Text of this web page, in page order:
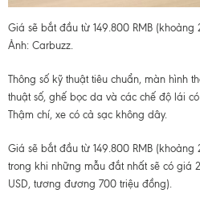
Giá sẽ bắt đầu từ 149.800 RMB (khoảng
Ảnh: Carbuzz.
Thông số kỹ thuật tiêu chuẩn, màn hình
thuật số, ghế bọc da và các chế độ lái
Thậm chí, xe có cả sạc không dây.
Giá sẽ bắt đầu từ 149.800 RMB (khoảng
trong khi những mẫu đắt nhất sẽ có giá
USD, tương đương 700 triệu đồng).